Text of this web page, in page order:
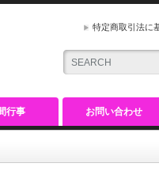
特定商取引法に
行事 お問い合わせ